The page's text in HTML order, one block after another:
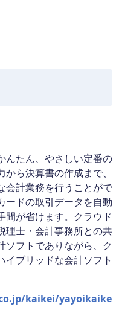
んたん、やさしい定番の
ら決算書の作成まで、
会計業務を行うことがで
ードの取引データを自動
間が省けます。クラウド
理士・会計事務所との共
ソフトでありながら、ク
イブリッドな会計ソフト
kaikei/yayoikaike